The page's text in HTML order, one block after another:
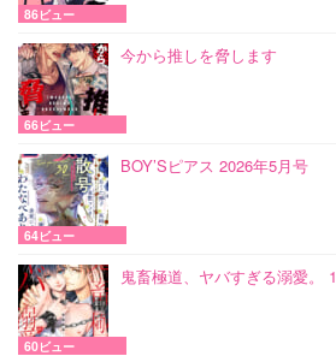
86ビュー
今から推しを脅します
66ビュー
BOY’Sピアス 2026年5月号
64ビュー
鬼畜極道、ヤバすぎる溺愛。 1
60ビュー